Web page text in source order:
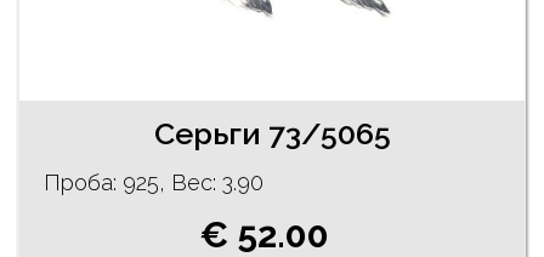
Серьги 73/5065
Проба: 925, Bес: 3.90
€ 52.00